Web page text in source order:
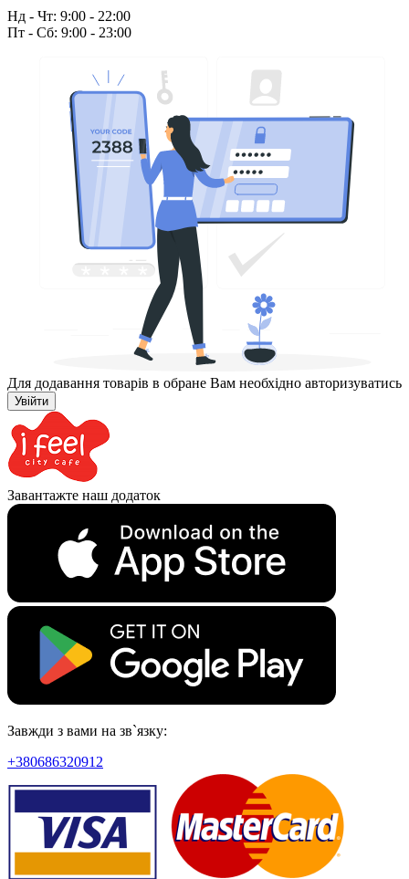
Нд - Чт: 9:00 - 22:00
Пт - Сб: 9:00 - 23:00
Для додавання товарів в обране Вам необхідно авторизуватись
Увійти
Завантажте наш додаток
Завжди з вами на зв`язку:
+380686320912